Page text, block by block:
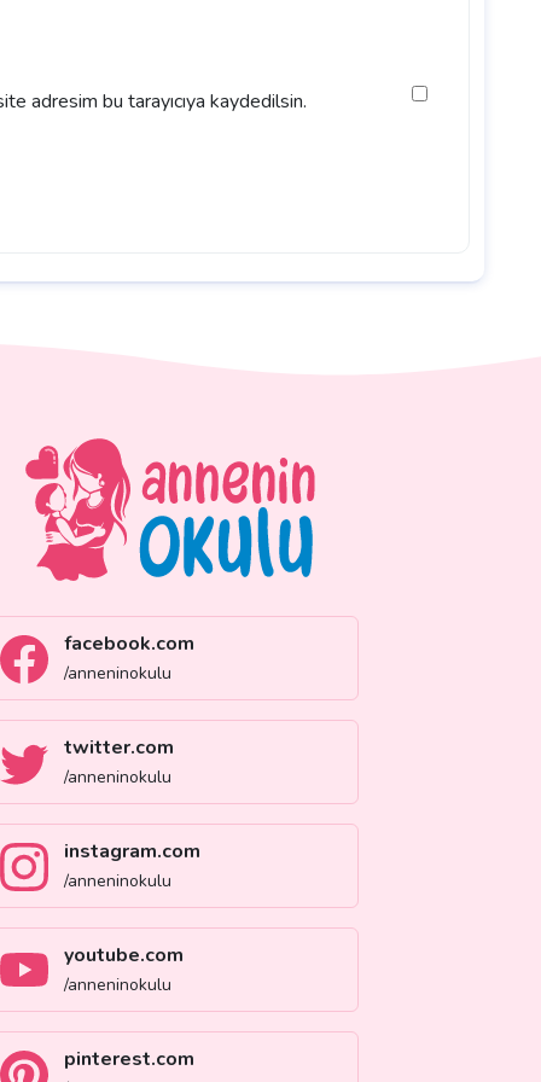
adresim bu tarayıcıya kaydedilsin.
facebook.com
/anneninokulu
twitter.com
/anneninokulu
instagram.com
/anneninokulu
youtube.com
/anneninokulu
pinterest.com